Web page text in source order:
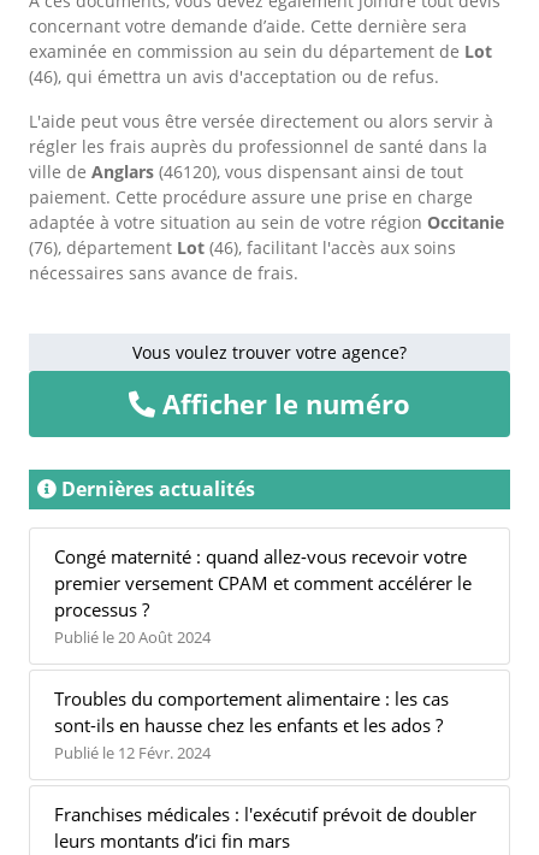
concernant votre demande d’aide. Cette dernière sera
examinée en commission au sein du département de Lot
(46), qui émettra un avis d'acceptation ou de refus.
L'aide peut vous être versée directement ou alors servir à
régler les frais auprès du professionnel de santé dans la
ville de Anglars (46120), vous dispensant ainsi de tout
paiement. Cette procédure assure une prise en charge
adaptée à votre situation au sein de votre région Occitanie
(76), département Lot (46), facilitant l'accès aux soins
nécessaires sans avance de frais.
Vous voulez trouver votre agence?
Afficher le numéro
Dernières actualités
Congé maternité : quand allez-vous recevoir votre
premier versement CPAM et comment accélérer le
processus ?
Publié le 20 Août 2024
Troubles du comportement alimentaire : les cas
sont-ils en hausse chez les enfants et les ados ?
Publié le 12 Févr. 2024
Franchises médicales : l'exécutif prévoit de doubler
leurs montants d’ici fin mars